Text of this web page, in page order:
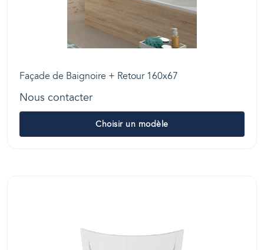
Façade de Baignoire + Retour 160x67
Nous contacter
Choisir un modèle